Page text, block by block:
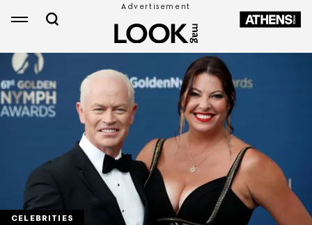
CELEBRITIES